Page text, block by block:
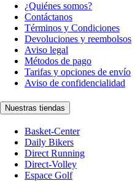
¿Quiénes somos?
Contáctanos
Términos y Condiciones
Devoluciones y reembolsos
Aviso legal
Métodos de pago
Tarifas y opciones de envío
Aviso de confidencialidad
Nuestras tiendas
Basket-Center
Daily Bikers
Direct Running
Direct-Volley
Espace Golf